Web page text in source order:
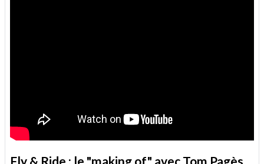
Fly & Ride : le "making of" avec Tom Pagès